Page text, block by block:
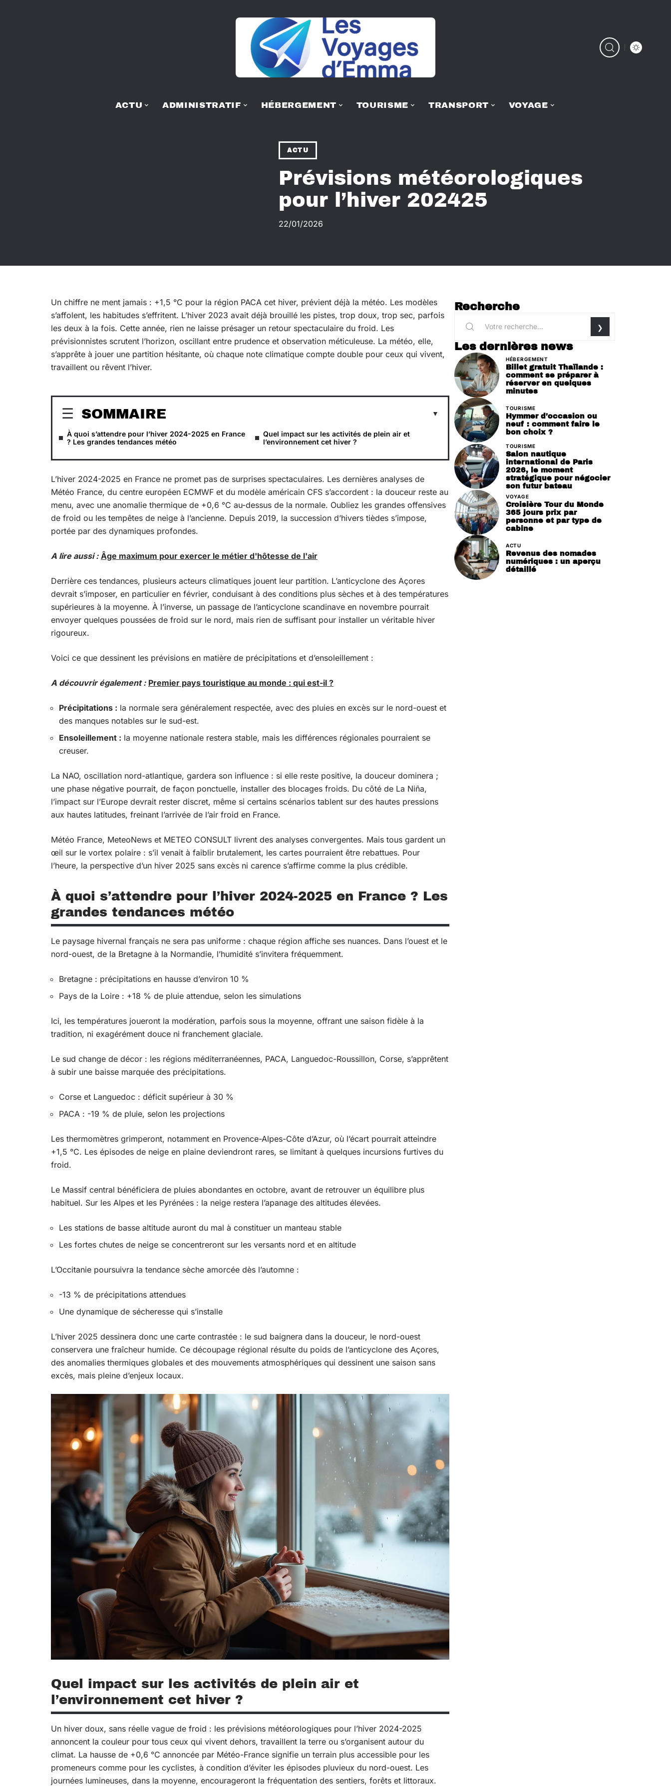
ACTU ADMINISTRATIF HÉBERGEMENT TOURISME TRANSPORT VOYAGE
ACTU
Prévisions météorologiques
pour l’hiver 202425
22/01/2026
Un chiffre ne ment jamais : +1,5 °C pour la région PACA cet hiver, prévient déjà la météo. Les modèles
s’affolent, les habitudes s’effritent. L’hiver 2023 avait déjà brouillé les pistes, trop doux, trop sec, parfois
les deux à la fois. Cette année, rien ne laisse présager un retour spectaculaire du froid. Les
prévisionnistes scrutent l’horizon, oscillant entre prudence et observation méticuleuse. La météo, elle,
s’apprête à jouer une partition hésitante, où chaque note climatique compte double pour ceux qui vivent,
travaillent ou rêvent l’hiver.
SOMMAIRE
À quoi s’attendre pour l’hiver 2024-2025 en France
? Les grandes tendances météo
Quel impact sur les activités de plein air et
l’environnement cet hiver ?
L’hiver 2024-2025 en France ne promet pas de surprises spectaculaires. Les dernières analyses de
Météo France, du centre européen ECMWF et du modèle américain CFS s’accordent : la douceur reste au
menu, avec une anomalie thermique de +0,6 °C au-dessus de la normale. Oubliez les grandes offensives
de froid ou les tempêtes de neige à l’ancienne. Depuis 2019, la succession d’hivers tièdes s’impose,
portée par des dynamiques profondes.
A lire aussi : Âge maximum pour exercer le métier d'hôtesse de l'air
Derrière ces tendances, plusieurs acteurs climatiques jouent leur partition. L’anticyclone des Açores
devrait s’imposer, en particulier en février, conduisant à des conditions plus sèches et à des températures
supérieures à la moyenne. À l’inverse, un passage de l’anticyclone scandinave en novembre pourrait
envoyer quelques poussées de froid sur le nord, mais rien de suffisant pour installer un véritable hiver
rigoureux.
Voici ce que dessinent les prévisions en matière de précipitations et d’ensoleillement :
A découvrir également : Premier pays touristique au monde : qui est-il ?
Précipitations : la normale sera généralement respectée, avec des pluies en excès sur le nord-ouest et
des manques notables sur le sud-est.
Ensoleillement : la moyenne nationale restera stable, mais les différences régionales pourraient se
creuser.
La NAO, oscillation nord-atlantique, gardera son influence : si elle reste positive, la douceur dominera ;
une phase négative pourrait, de façon ponctuelle, installer des blocages froids. Du côté de La Niña,
l’impact sur l’Europe devrait rester discret, même si certains scénarios tablent sur des hautes pressions
aux hautes latitudes, freinant l’arrivée de l’air froid en France.
Météo France, MeteoNews et METEO CONSULT livrent des analyses convergentes. Mais tous gardent un
œil sur le vortex polaire : s’il venait à faiblir brutalement, les cartes pourraient être rebattues. Pour
l’heure, la perspective d’un hiver 2025 sans excès ni carence s’affirme comme la plus crédible.
À quoi s’attendre pour l’hiver 2024-2025 en France ? Les
grandes tendances météo
Le paysage hivernal français ne sera pas uniforme : chaque région affiche ses nuances. Dans l’ouest et le
nord-ouest, de la Bretagne à la Normandie, l’humidité s’invitera fréquemment.
Bretagne : précipitations en hausse d’environ 10 %
Pays de la Loire : +18 % de pluie attendue, selon les simulations
Ici, les températures joueront la modération, parfois sous la moyenne, offrant une saison fidèle à la
tradition, ni exagérément douce ni franchement glaciale.
Le sud change de décor : les régions méditerranéennes, PACA, Languedoc-Roussillon, Corse, s’apprêtent
à subir une baisse marquée des précipitations.
Corse et Languedoc : déficit supérieur à 30 %
PACA : -19 % de pluie, selon les projections
Les thermomètres grimperont, notamment en Provence-Alpes-Côte d’Azur, où l’écart pourrait atteindre
+1,5 °C. Les épisodes de neige en plaine deviendront rares, se limitant à quelques incursions furtives du
froid.
Le Massif central bénéficiera de pluies abondantes en octobre, avant de retrouver un équilibre plus
habituel. Sur les Alpes et les Pyrénées : la neige restera l’apanage des altitudes élevées.
Les stations de basse altitude auront du mal à constituer un manteau stable
Les fortes chutes de neige se concentreront sur les versants nord et en altitude
L’Occitanie poursuivra la tendance sèche amorcée dès l’automne :
-13 % de précipitations attendues
Une dynamique de sécheresse qui s’installe
L’hiver 2025 dessinera donc une carte contrastée : le sud baignera dans la douceur, le nord-ouest
conservera une fraîcheur humide. Ce découpage régional résulte du poids de l’anticyclone des Açores,
des anomalies thermiques globales et des mouvements atmosphériques qui dessinent une saison sans
excès, mais pleine d’enjeux locaux.
Quel impact sur les activités de plein air et
l’environnement cet hiver ?
Un hiver doux, sans réelle vague de froid : les prévisions météorologiques pour l’hiver 2024-2025
annoncent la couleur pour tous ceux qui vivent dehors, travaillent la terre ou s’organisent autour du
climat. La hausse de +0,6 °C annoncée par Météo-France signifie un terrain plus accessible pour les
promeneurs comme pour les cyclistes, à condition d’éviter les épisodes pluvieux du nord-ouest. Les
journées lumineuses, dans la moyenne, encourageront la fréquentation des sentiers, forêts et littoraux.
Recherche
Les dernières news
HÉBERGEMENT
Billet gratuit Thaïlande :
comment se préparer à
réserver en quelques
minutes
TOURISME
Hymmer d’occasion ou
neuf : comment faire le
bon choix ?
TOURISME
Salon nautique
international de Paris
2026, le moment
stratégique pour négocier
son futur bateau
VOYAGE
Croisière Tour du Monde
365 jours prix par
personne et par type de
cabine
ACTU
Revenus des nomades
numériques : un aperçu
détaillé